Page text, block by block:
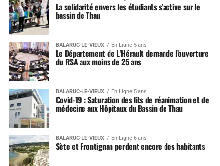
La solidarité envers les étudiants s’active sur le
bassin de Thau
BALARUC-LE-VIEUX En Ligne 5 ans
Le Département de L’Hérault demande l’ouverture
du RSA aux moins de 25 ans
BALARUC-LE-VIEUX En Ligne 5 ans
Covid-19 : Saturation des lits de réanimation et de
médecine aux Hôpitaux du Bassin de Thau
BALARUC-LE-VIEUX En Ligne 6 ans
Sète et Frontignan perdent encore des habitants